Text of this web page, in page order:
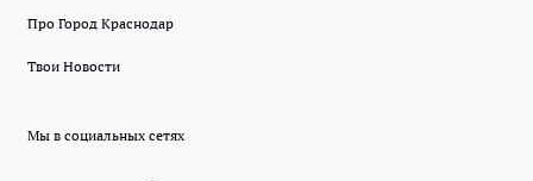
Про Город Краснодар
Твои Новости
Мы в социальных сетях